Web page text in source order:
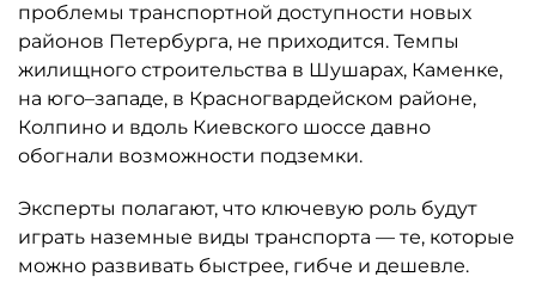
проблемы транспортной доступности новых
районов Петербурга, не приходится. Темпы
жилищного строительства в Шушарах, Каменке,
на юго–западе, в Красногвардейском районе,
Колпино и вдоль Киевского шоссе давно
обогнали возможности подземки.
Эксперты полагают, что ключевую роль будут
играть наземные виды транспорта — те, которые
можно развивать быстрее, гибче и дешевле.